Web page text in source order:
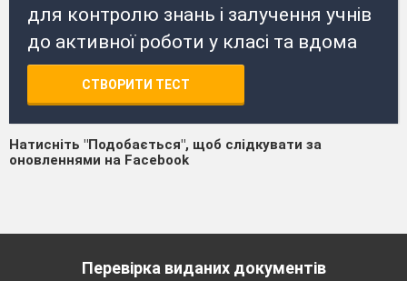
для контролю знань і залучення учнів
до активної роботи у класі та вдома
СТВОРИТИ ТЕСТ
Натисніть "Подобається", щоб слідкувати за
оновленнями на Facebook
Перевірка виданих документів